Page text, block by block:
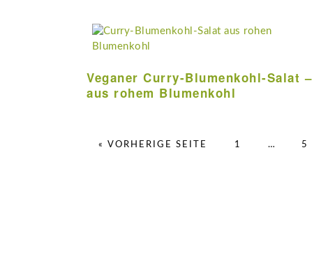
Veganer Curry-Blumenkohl-Salat –
aus rohem Blumenkohl
« VORHERIGE SEITE AUFRUFEN
SEITE
1
Weggelassene
… SEITE
5